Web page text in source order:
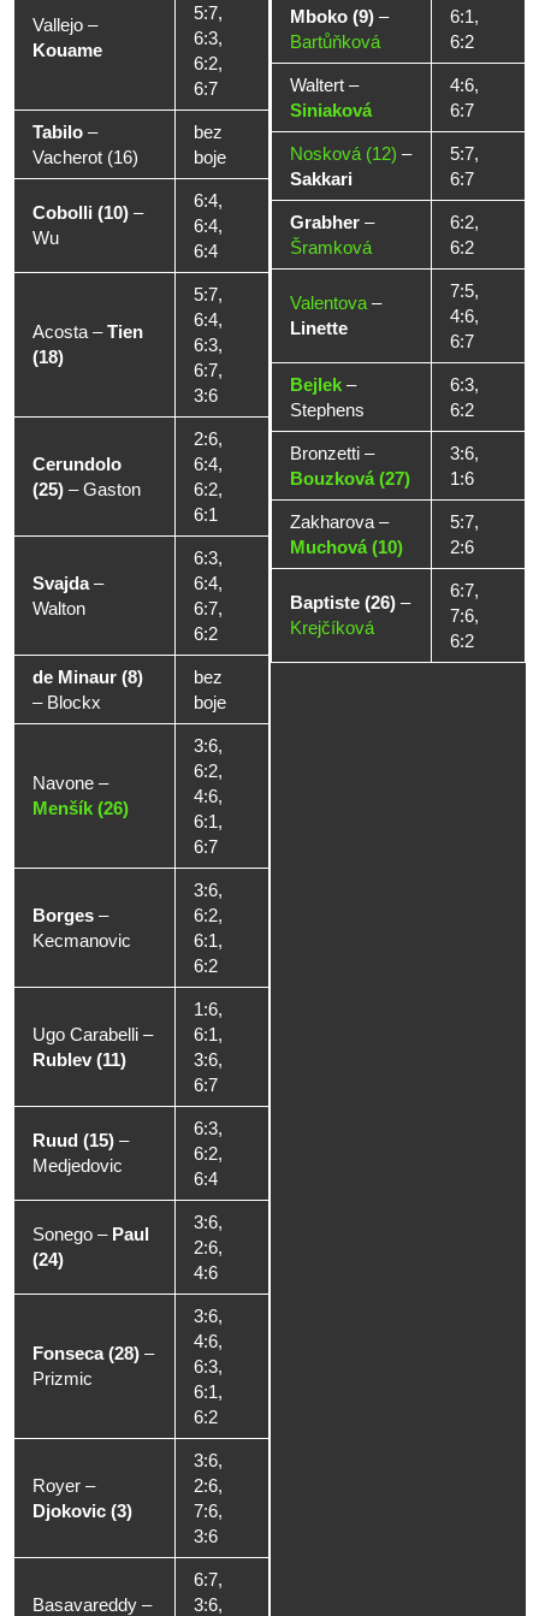
Vallejo –
Kouame
5:7,
6:3,
6:2,
6:7
Tabilo –
Vacherot (16)
bez
boje
Cobolli (10) –
Wu
6:4,
6:4,
6:4
Acosta –Tien
(18)
5:7,
6:4,
6:3,
6:7,
3:6
Cerundolo
(25) –Gaston
2:6,
6:4,
6:2,
6:1
Svajda–
Walton
6:3,
6:4,
6:7,
6:2
de Minaur (8)
– Blockx
bez
boje
Navone –
Menšík (26)
3:6,
6:2,
4:6,
6:1,
6:7
Borges –
Kecmanovic
3:6,
6:2,
6:1,
6:2
Ugo Carabelli –
Rublev (11)
1:6,
6:1,
3:6,
6:7
Ruud (15) –
Medjedovic
6:3,
6:2,
6:4
Sonego – Paul
(24)
3:6,
2:6,
4:6
Fonseca (28) –
Prizmic
3:6,
4:6,
6:3,
6:1,
6:2
Royer –
Djokovic (3)
3:6,
2:6,
7:6,
3:6
Basavareddy –
6:7,
3:6,
Mboko (9) –
Bartůňková
6:1,
6:2
Waltert –
Siniaková
4:6,
6:7
Nosková (12) –
Sakkari
5:7,
6:7
Grabher –
Šramková
6:2,
6:2
Valentova –
Linette
7:5,
4:6,
6:7
Bejlek –
Stephens
6:3,
6:2
Bronzetti –
Bouzková (27)
3:6,
1:6
Zakharova –
Muchová (10)
5:7,
2:6
Baptiste (26) –
Krejčíková
6:7,
7:6,
6:2